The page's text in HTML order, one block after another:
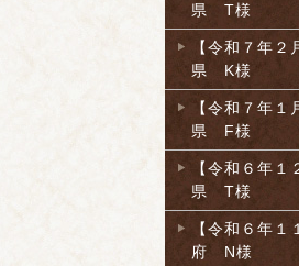
県 T様
【令和７年
県 K様
【令和７年
県 F様
【令和６年
県 T様
【令和６年
府 N様